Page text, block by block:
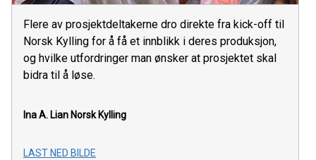
Flere av prosjektdeltakerne dro direkte fra kick-off til
Norsk Kylling for å få et innblikk i deres produksjon,
og hvilke utfordringer man ønsker at prosjektet skal
bidra til å løse.
Ina A. LianNorsk Kylling
LAST NED BILDE